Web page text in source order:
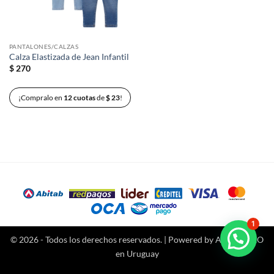
PANTALONES/CALZAS
Calza Elastizada de Jean Infantil
$270
¡Compralo en 12 cuotasde$23!
© 2026 - Todos los derechos reservados. | Powered byAgencia SEO
en Uruguay
1